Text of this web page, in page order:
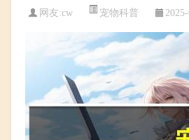
网友:cw 宠物科普